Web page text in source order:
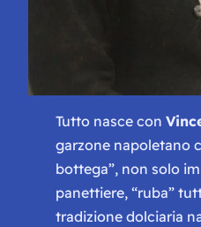
Tutto nasce con
garzone napoletano
bottega”, non solo
panettiere, “ruba”
tradizione dolciaria